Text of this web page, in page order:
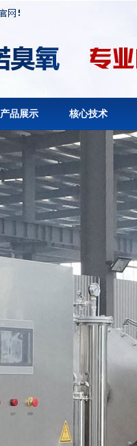
产品展示 核心技术